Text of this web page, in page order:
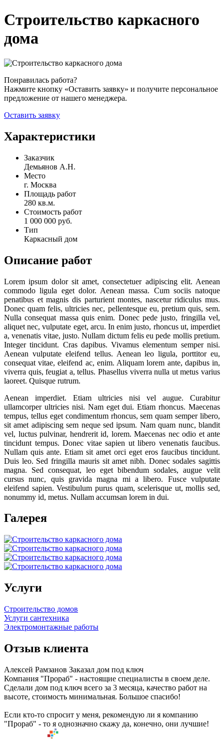
Строительство каркасного
дома
Понравилась работа?
Нажмите кнопку «Оставить заявку» и получите персональное
предложение от нашего менеджера.
Оставить заявку
Характеристики
Заказчик
Демьянов А.Н.
Место
г. Москва
Площадь работ
280 кв.м.
Стоимость работ
1 000 000 руб.
Тип
Каркасный дом
Описание работ
Lorem ipsum dolor sit amet, consectetuer adipiscing elit. Aenean
commodo ligula eget dolor. Aenean massa. Cum sociis natoque
penatibus et magnis dis parturient montes, nascetur ridiculus mus.
Donec quam felis, ultricies nec, pellentesque eu, pretium quis, sem.
Nulla consequat massa quis enim. Donec pede justo, fringilla vel,
aliquet nec, vulputate eget, arcu. In enim justo, rhoncus ut, imperdiet
a, venenatis vitae, justo. Nullam dictum felis eu pede mollis pretium.
Integer tincidunt. Cras dapibus. Vivamus elementum semper nisi.
Aenean vulputate eleifend tellus. Aenean leo ligula, porttitor eu,
consequat vitae, eleifend ac, enim. Aliquam lorem ante, dapibus in,
viverra quis, feugiat a, tellus. Phasellus viverra nulla ut metus varius
laoreet. Quisque rutrum.
Aenean imperdiet. Etiam ultricies nisi vel augue. Curabitur
ullamcorper ultricies nisi. Nam eget dui. Etiam rhoncus. Maecenas
tempus, tellus eget condimentum rhoncus, sem quam semper libero,
sit amet adipiscing sem neque sed ipsum. Nam quam nunc, blandit
vel, luctus pulvinar, hendrerit id, lorem. Maecenas nec odio et ante
tincidunt tempus. Donec vitae sapien ut libero venenatis faucibus.
Nullam quis ante. Etiam sit amet orci eget eros faucibus tincidunt.
Duis leo. Sed fringilla mauris sit amet nibh. Donec sodales sagittis
magna. Sed consequat, leo eget bibendum sodales, augue velit
cursus nunc, quis gravida magna mi a libero. Fusce vulputate
eleifend sapien. Vestibulum purus quam, scelerisque ut, mollis sed,
nonummy id, metus. Nullam accumsan lorem in dui.
Галерея
Услуги
Строительство домов
Услуги сантехника
Электромонтажные работы
Отзыв клиента
Алексей Рамзанов Заказал дом под ключ
Компания "Прораб" - настоящие специалисты в своем деле.
Сделали дом под ключ всего за 3 месяца, качество работ на
высоте, стоимость минимальная. Большое спасибо!
Если кто-то спросит у меня, рекомендую ли я компанию
"Прораб" - то я однозначно скажу да, конечно, они лучшие!